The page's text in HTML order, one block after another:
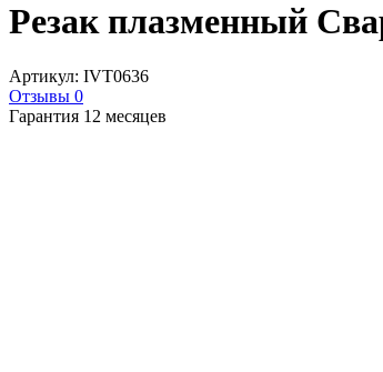
Резак плазменный
Артикул: IVT0636
Отзывы 0
Гарантия 12 месяцев